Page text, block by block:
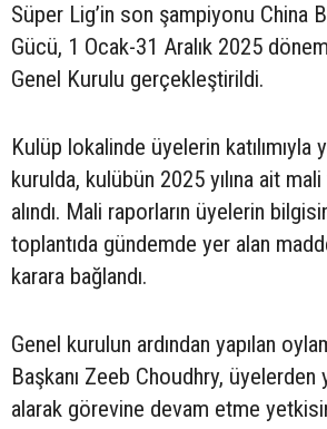
Süper Lig’in son şampiyonu China
Gücü, 1 Ocak-31 Aralık 2025
Genel Kurulu gerçekleştirildi.
Kulüp lokalinde üyelerin katılımıyla
kurulda, kulübün 2025 yılına ait
alındı. Mali raporların üyelerin
toplantıda gündemde yer alan
karara bağlandı.
Genel kurulun ardından yapılan
Başkanı Zeeb Choudhry,
alarak görevine devam etme